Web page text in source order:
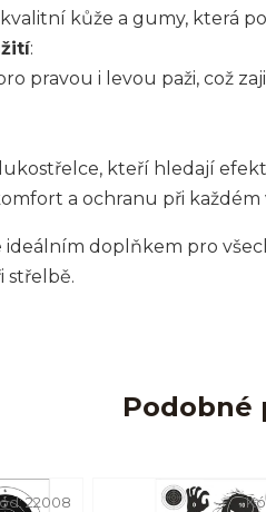
kůže a gumy, která
:
pravou i levou paži, což
kteří hledají
a ochranu při každém
ideálním doplňkem pro
střelbě.
Podobné
22008